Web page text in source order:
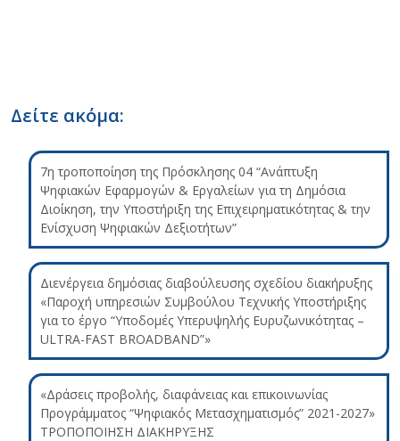
Δείτε ακόμα:
7η τροποποίηση της Πρόσκλησης 04 “Ανάπτυξη
Ψηφιακών Εφαρμογών & Εργαλείων για τη Δημόσια
Διοίκηση, την Υποστήριξη της Επιχειρηματικότητας & την
Ενίσχυση Ψηφιακών Δεξιοτήτων”
Διενέργεια δημόσιας διαβούλευσης σχεδίου διακήρυξης
«Παροχή υπηρεσιών Συμβούλου Τεχνικής Υποστήριξης
για το έργο “Υποδομές Υπερυψηλής Ευρυζωνικότητας –
ULTRA-FAST BROADBAND”»
«Δράσεις προβολής, διαφάνειας και επικοινωνίας
Προγράμματος “Ψηφιακός Μετασχηματισμός” 2021-2027»
ΤΡΟΠΟΠΟΙΗΣΗ ΔΙΑΚΗΡΥΞΗΣ